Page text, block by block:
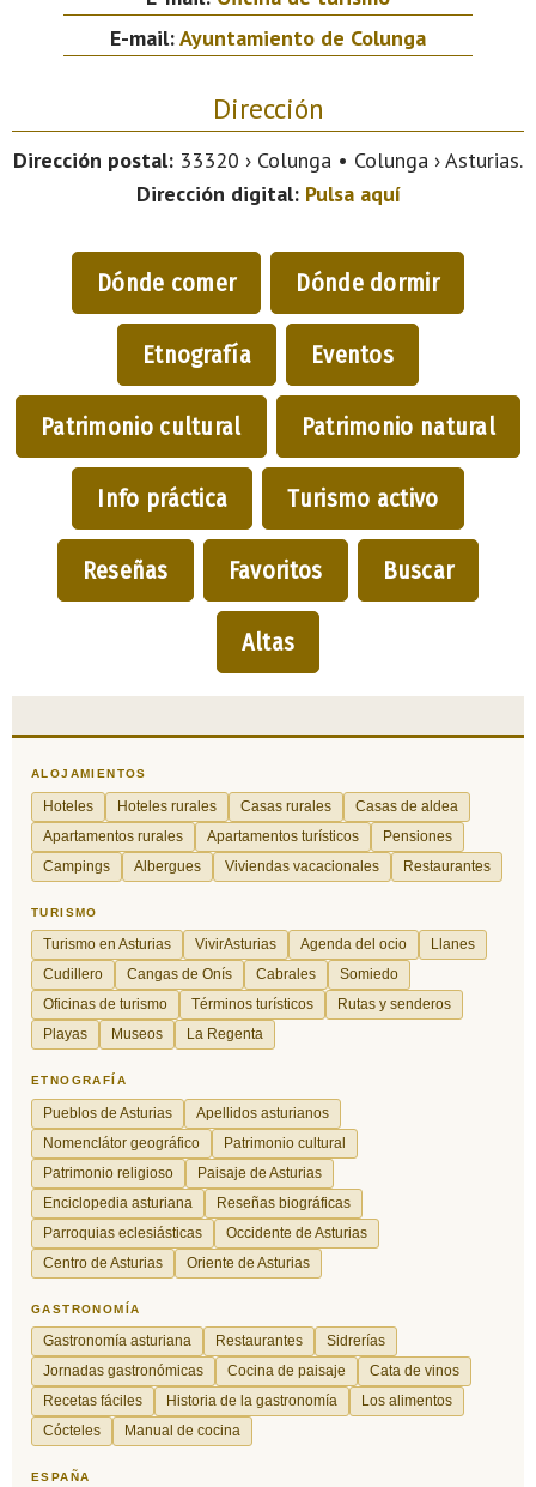
E-mail:Ayuntamiento de Colunga
Dirección
Dirección postal: 33320 › Colunga • Colunga › Asturias.
Dirección digital: Pulsa aquí
Dónde comer Dónde dormir
Etnografía Eventos
Patrimonio cultural Patrimonio natural
Info práctica Turismo activo
Reseñas Favoritos Buscar
Altas